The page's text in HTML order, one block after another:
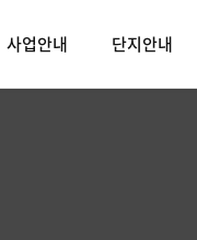
사업안내 단지안내